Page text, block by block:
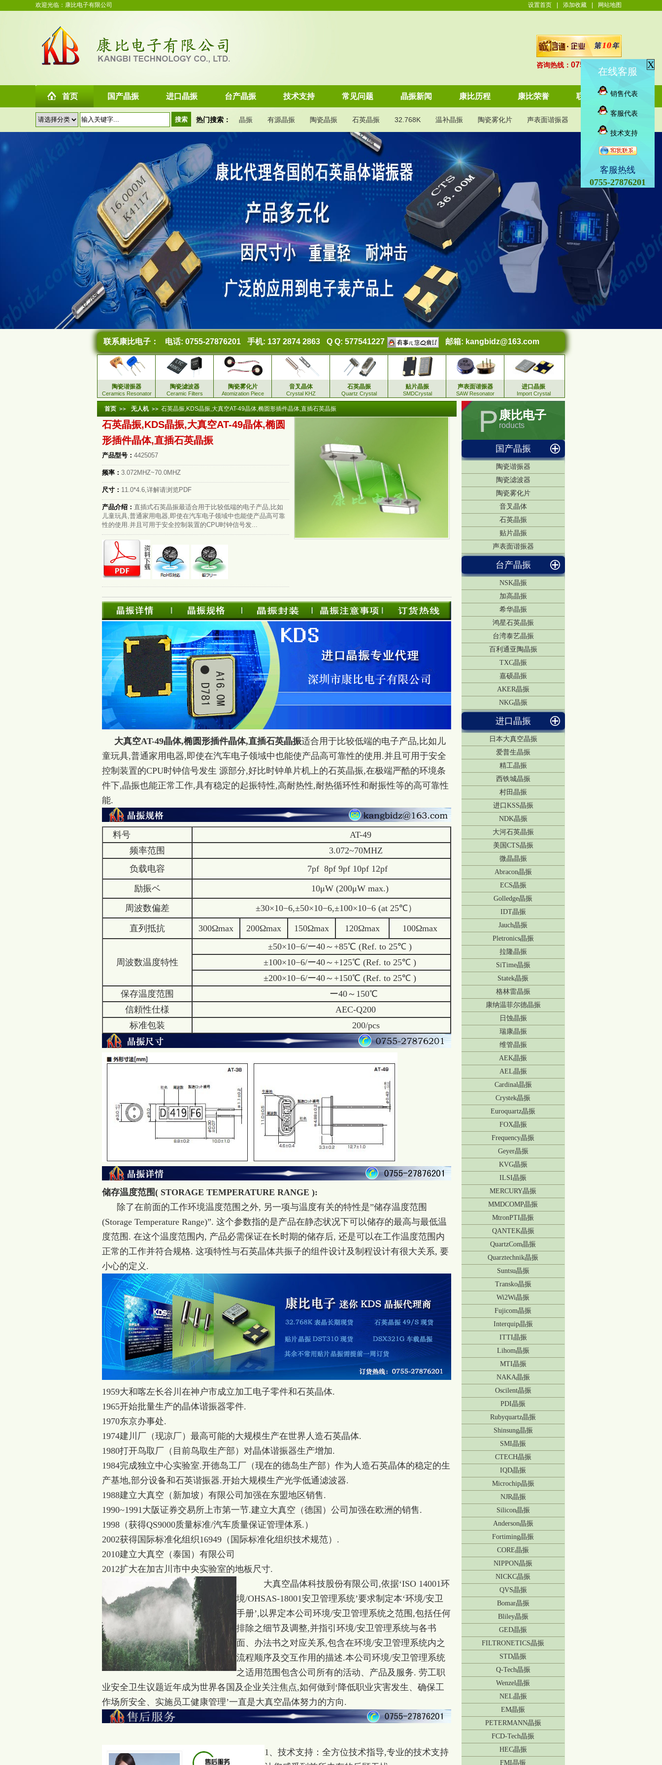
欢迎光临：康比电子有限公司 设置首页 添加收藏 网站地图
咨询热线： 0755-27876201
首页 国产晶振 进口晶振 台产晶振 技术支持 常见问题 晶振新闻 康比历程 康比荣誉 联系康比
热门搜索： 晶振 有源晶振 陶瓷晶振 石英晶振 32.768K 温补晶振 陶瓷雾化片 声表面谐振器
联系康比电子： 电话: 0755-27876201 手机: 137 2874 2863 Q Q: 577541227 邮箱: kangbidz@163.com
陶瓷谐振器
Ceramics Resonator
陶瓷滤波器
Ceramic Filters
陶瓷雾化片
Atomization Piece
音叉晶体
Crystal KHZ
石英晶振
Quartz Crystal
贴片晶振
SMDCrystal
声表面谐振器
SAW Resonator
进口晶振
Import Crystal
康比电子
roducts
国产晶振
陶瓷谐振器
陶瓷滤波器
陶瓷雾化片
音叉晶体
石英晶振
贴片晶振
声表面谐振器
台产晶振
NSK晶振
加高晶振
希华晶振
鸿星石英晶振
台湾泰艺晶振
百利通亚陶晶振
TXC晶振
嘉硕晶振
AKER晶振
NKG晶振
进口晶振
日本大真空晶振
爱普生晶振
精工晶振
西铁城晶振
村田晶振
进口KSS晶振
NDK晶振
大河石英晶振
美国CTS晶振
微晶晶振
Abracon晶振
ECS晶振
Golledge晶振
IDT晶振
Jauch晶振
Pletronics晶振
拉隆晶振
SiTime晶振
Statek晶振
格林雷晶振
康纳温菲尔德晶振
日蚀晶振
瑞康晶振
维管晶振
AEK晶振
AEL晶振
Cardinal晶振
Crystek晶振
Euroquartz晶振
FOX晶振
Frequency晶振
Geyer晶振
KVG晶振
ILSI晶振
MERCURY晶振
MMDCOMP晶振
MtronPTI晶振
QANTEK晶振
QuartzCom晶振
Quarztechnik晶振
Suntsu晶振
Transko晶振
Wi2Wi晶振
Fujicom晶振
Interquip晶振
ITTI晶振
Lihom晶振
MTI晶振
NAKA晶振
Oscilent晶振
PDI晶振
Rubyquartz晶振
Shinsung晶振
SMI晶振
CTECH晶振
IQD晶振
Microchip晶振
NJR晶振
Silicon晶振
Anderson晶振
Fortiming晶振
CORE晶振
NIPPON晶振
NICKC晶振
QVS晶振
Bomar晶振
Bliley晶振
GED晶振
FILTRONETICS晶振
STD晶振
Q-Tech晶振
Wenzel晶振
NEL晶振
EM晶振
PETERMANN晶振
FCD-Tech晶振
HEC晶振
FMI晶振
首页 无人机 石英晶振,KDS晶振,大真空AT-49晶体,椭圆形插件晶体,直插石英晶振
石英晶振,KDS晶振,大真空AT-49晶体,椭圆
形插件晶体,直插石英晶振
产品型号： 4425057
频率： 3.072MHZ~70.0MHZ
尺寸： 11.0*4.6,详解请浏览PDF
产品介绍： 直插式石英晶振最适合用于比较低端的电子产品,比如
儿童玩具,普通家用电器,即使在汽车电子领域中也能使产品高可靠
性的使用.并且可用于安全控制装置的CPU时钟信号发...
大真空AT-49晶体,椭圆形插件晶体,直插石英晶振适合用于比较低端的电子产品,比如儿
童玩具,普通家用电器,即使在汽车电子领域中也能使产品高可靠性的使用.并且可用于安全
控制装置的CPU时钟信号发生 源部分,好比时钟单片机上的石英晶振,在极端严酷的环境条
件下,晶振也能正常工作,具有稳定的起振特性,高耐热性,耐热循环性和耐振性等的高可靠性
能.
料号
AT-49
频率范围
3.072~70MHZ
负载电容
7pf 8pf 9pf 10pf 12pf
励振ベ
10μW (200μW max.)
周波数偏差
±30×10−6,±50×10−6,±100×10−6 (at 25℃）
直列抵抗 300Ωmax 200Ωmax 150Ωmax 120Ωmax 100Ωmax
周波数温度特性
±50×10−6/ー40～+85℃ (Ref. to 25℃ )
±100×10−6/ー40～+125℃ (Ref. to 25℃ )
±200×10−6/ー40～+150℃ (Ref. to 25℃ )
保存温度范围
ー40～150℃
信頼性仕様
AEC-Q200
标准包装
200/pcs
储存温度范围( STORAGE TEMPERATURE RANGE ):
除了在前面的工作环境温度范围之外, 另一项与温度有关的特性是”储存温度范围
(Storage Temperature Range)”. 这个参数指的是产品在静态状况下可以储存的最高与最低温
度范围. 在这个温度范围内, 产品必需保证在长时期的储存后, 还是可以在工作温度范围内
正常的工作并符合规格. 这项特性与石英晶体共振子的组件设计及制程设计有很大关系, 要
小心的定义.
1959大和喀左长谷川在神户市成立加工电子零件和石英晶体.
1965开始批量生产的晶体谐振器零件.
1970东京办事处.
1974建川厂（现凉厂）最高可能的大规模生产在世界人造石英晶体.
1980打开鸟取厂（目前鸟取生产部）对晶体谐振器生产增加.
1984完成独立中心实验室.开德岛工厂（现在的德岛生产部）作为人造石英晶体的稳定的生
产基地,部分设备和石英谐振器.开始大规模生产光学低通滤波器.
1988建立大真空（新加坡）有限公司加强在东盟地区销售.
1990~1991大阪证券交易所上市第一节.建立大真空（德国）公司加强在欧洲的销售.
1998（获得QS9000质量标准/汽车质量保证管理体系.）
2002获得国际标准化组织16949（国际标准化组织技术规范）.
2010建立大真空（泰国）有限公司
2012扩大在加古川市中央实验室的地板尺寸.
大真空晶体科技股份有限公司,依据‘ISO 14001环
境/OHSAS-18001安卫管理系统’要求制定本‘环境/安卫
手册’,以界定本公司环境/安卫管理系统之范围,包括任何
排除之细节及调整,并指引环境/安卫管理系统与各书
面、办法书之对应关系,包含在环境/安卫管理系统内之
流程顺序及交互作用的描述.本公司环境/安卫管理系统
之适用范围包含公司所有的活动、产品及服务. 劳工职
业安全卫生议题近年成为世界各国及企业关注焦点,如何做到‘降低职业灾害发生、确保工
作场所安全、实施员工健康管理’一直是大真空晶体努力的方向.
1、技术支持：全方位技术指导,专业的技术支持
在线客服
X
销售代表
客服代表
技术支持
客服热线
0755-27876201